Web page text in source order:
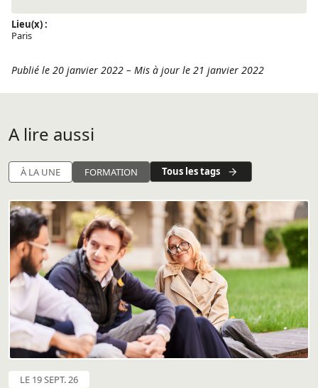
Lieu(x) :
Paris
Publié le 20 janvier 2022 – Mis à jour le 21 janvier 2022
A lire aussi
À LA UNE FORMATION Tous les tags
LE 19 SEPT. 26